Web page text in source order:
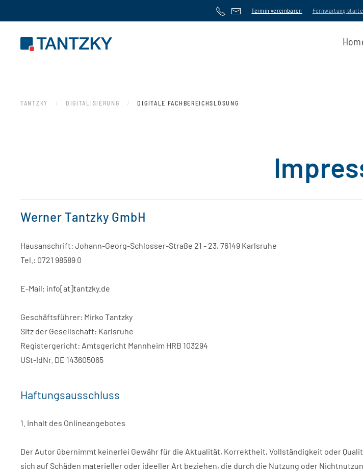
Zum Hauptinhalt springen
Termin vereinbaren Fernwartung
TANTZKY DIGITALISIERUNG DIGITALE FACHBEREICHSLÖSUNG
Werner Tantzky GmbH
Hausanschrift: Johann-Georg-Schlosser-Straße 21 - 23, 76149 Karlsruhe
Tel.: 0721 98589 0
E-Mail: info[at]tantzky.de
Geschäftsführer: Mirko Tantzky
Sitz der Gesellschaft: Karlsruhe
Registergericht: Amtsgericht Mannheim HRB 103294
USt-IdNr. DE 143605065
Haftungsausschluss
1. Inhalt des Onlineangebotes
Der Autor übernimmt keinerlei Gewähr für die Aktualität, Korrektheit, Vollständigkeit oder
sich auf Schäden materieller oder ideeller Art beziehen, die durch die Nutzung oder